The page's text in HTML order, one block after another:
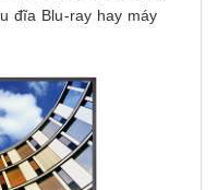
đĩa Blu-ray hay máy